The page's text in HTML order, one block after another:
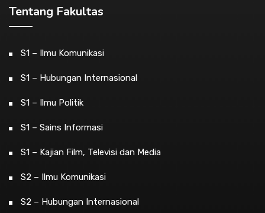
Tentang Fakultas
S1 – Ilmu Komunikasi
S1 – Hubungan Internasional
S1 – Ilmu Politik
S1 – Sains Informasi
S1 – Kajian Film, Televisi dan Media
S2 – Ilmu Komunikasi
S2 – Hubungan Internasional